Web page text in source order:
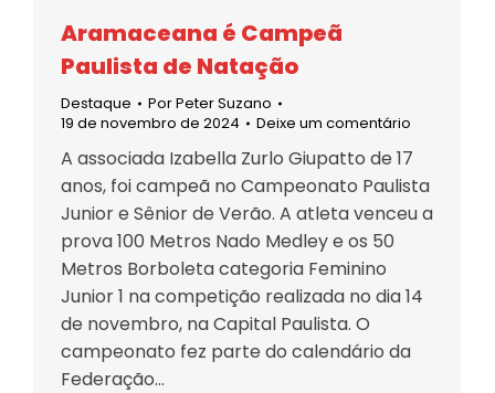
Aramaceana é Campeã
Paulista de Natação
Destaque PorPeter Suzano
19 de novembro de 2024
Deixe um comentário
A associada Izabella Zurlo Giupatto de 17
anos, foi campeã no Campeonato Paulista
Junior e Sênior de Verão. A atleta venceu a
prova 100 Metros Nado Medley e os 50
Metros Borboleta categoria Feminino
Junior 1 na competição realizada no dia 14
de novembro, na Capital Paulista. O
campeonato fez parte do calendário da
Federação…